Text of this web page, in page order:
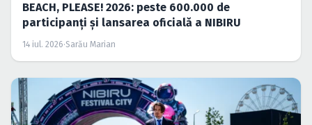
BEACH, PLEASE! 2026: peste 600.000 de
participanți și lansarea oficială a NIBIRU
14 iul. 2026·Sarău Marian